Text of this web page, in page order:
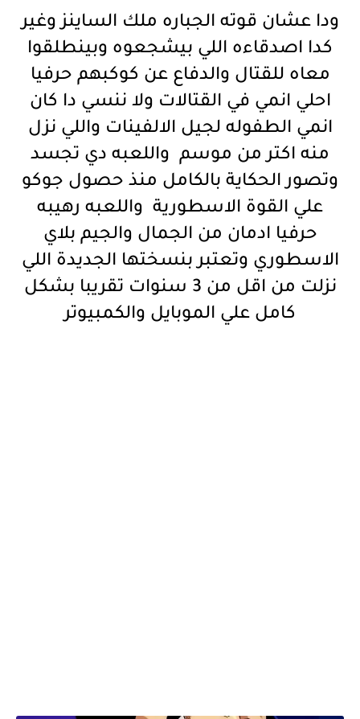
ودا عشان قوته الجباره ملك الساينز وغير
كدا اصدقاءه اللي بيشجعوه وبينطلقوا
معاه للقتال والدفاع عن كوكبهم حرفيا
احلي انمي في القتالات ولا ننسي دا كان
انمي الطفوله لجيل الالفينات واللي نزل
منه اكتر من موسم واللعبه دي تجسد
وتصور الحكاية بالكامل منذ حصول جوكو
علي القوة الاسطورية واللعبه رهيبه
حرفيا ادمان من الجمال والجيم بلاي
الاسطوري وتعتبر بنسختها الجديدة اللي
نزلت من اقل من 3 سنوات تقريبا بشكل
كامل علي الموبايل والكمبيوتر